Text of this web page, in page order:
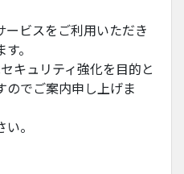
ビスをご利用いただき
。
キュリティ強化を目的と
のでご案内申し上げま
。